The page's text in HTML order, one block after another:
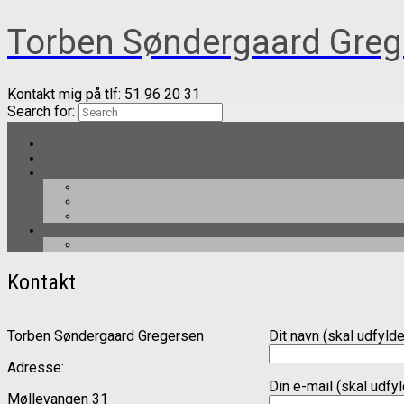
Torben Søndergaard
Kontakt mig på tlf: 51 96 20 31
Search for:
Kontakt
Torben Søndergaard Gregersen
Adresse:
Møllevangen 31
Dit navn (skal
Din e-mail (skal